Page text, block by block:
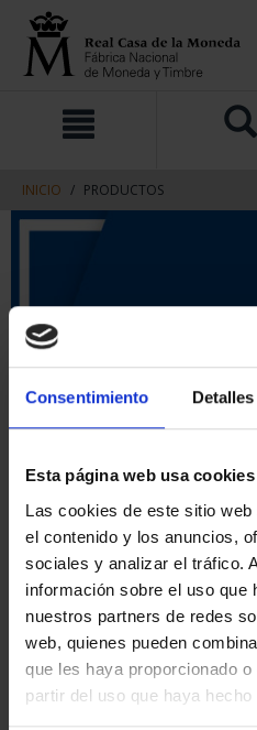
Consentimiento Detalles
Esta página web usa cookies
Las cookies de este sitio
el contenido y los anuncios,
sociales y analizar el tráfico.
información sobre el uso que
nuestros partners de redes
web, quienes pueden
que les haya proporcionado
partir del uso que haya
contenido
navegacin
INICIO PRODUCTOS
ORDENAR POR: